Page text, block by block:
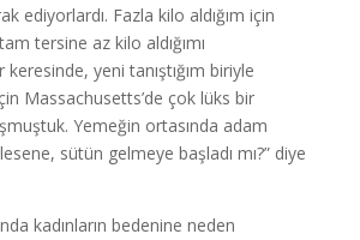
ediyorlardı. Fazla kilo aldığım için
tersine az kilo aldığımı
keresinde, yeni tanıştığım biriyle
Massachusetts’de çok lüks bir
Yemeğin ortasında adam
sütün gelmeye başladı mı?” diye
kadınların bedenine neden